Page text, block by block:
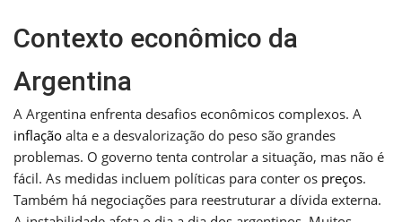
Contexto econômico da
Argentina
A Argentina enfrenta desafios econômicos complexos. A
inflação alta e a desvalorização do peso são grandes
problemas. O governo tenta controlar a situação, mas não é
fácil. As medidas incluem políticas para conter os preços.
Também há negociações para reestruturar a dívida externa.